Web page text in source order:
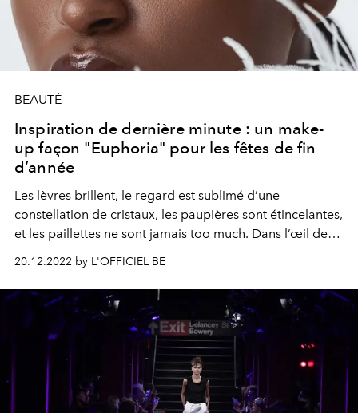
BEAUTÉ
Inspiration de dernière minute : un make-
up façon "Euphoria" pour les fêtes de fin
d’année
Les lèvres brillent, le regard est sublimé d’une
constellation de cristaux, les paupières sont étincelantes,
et les paillettes ne sont jamais too much. Dans l’œil de
Monika Lis, le top Tsheca White incarne la muse des
fêtes de fin d’année, à la beauté magnifiée par Sandy
Nicha, inspirée par les looks shiny de la série à succès
"Euphoria".
20.12.2022 by L'OFFICIEL BE